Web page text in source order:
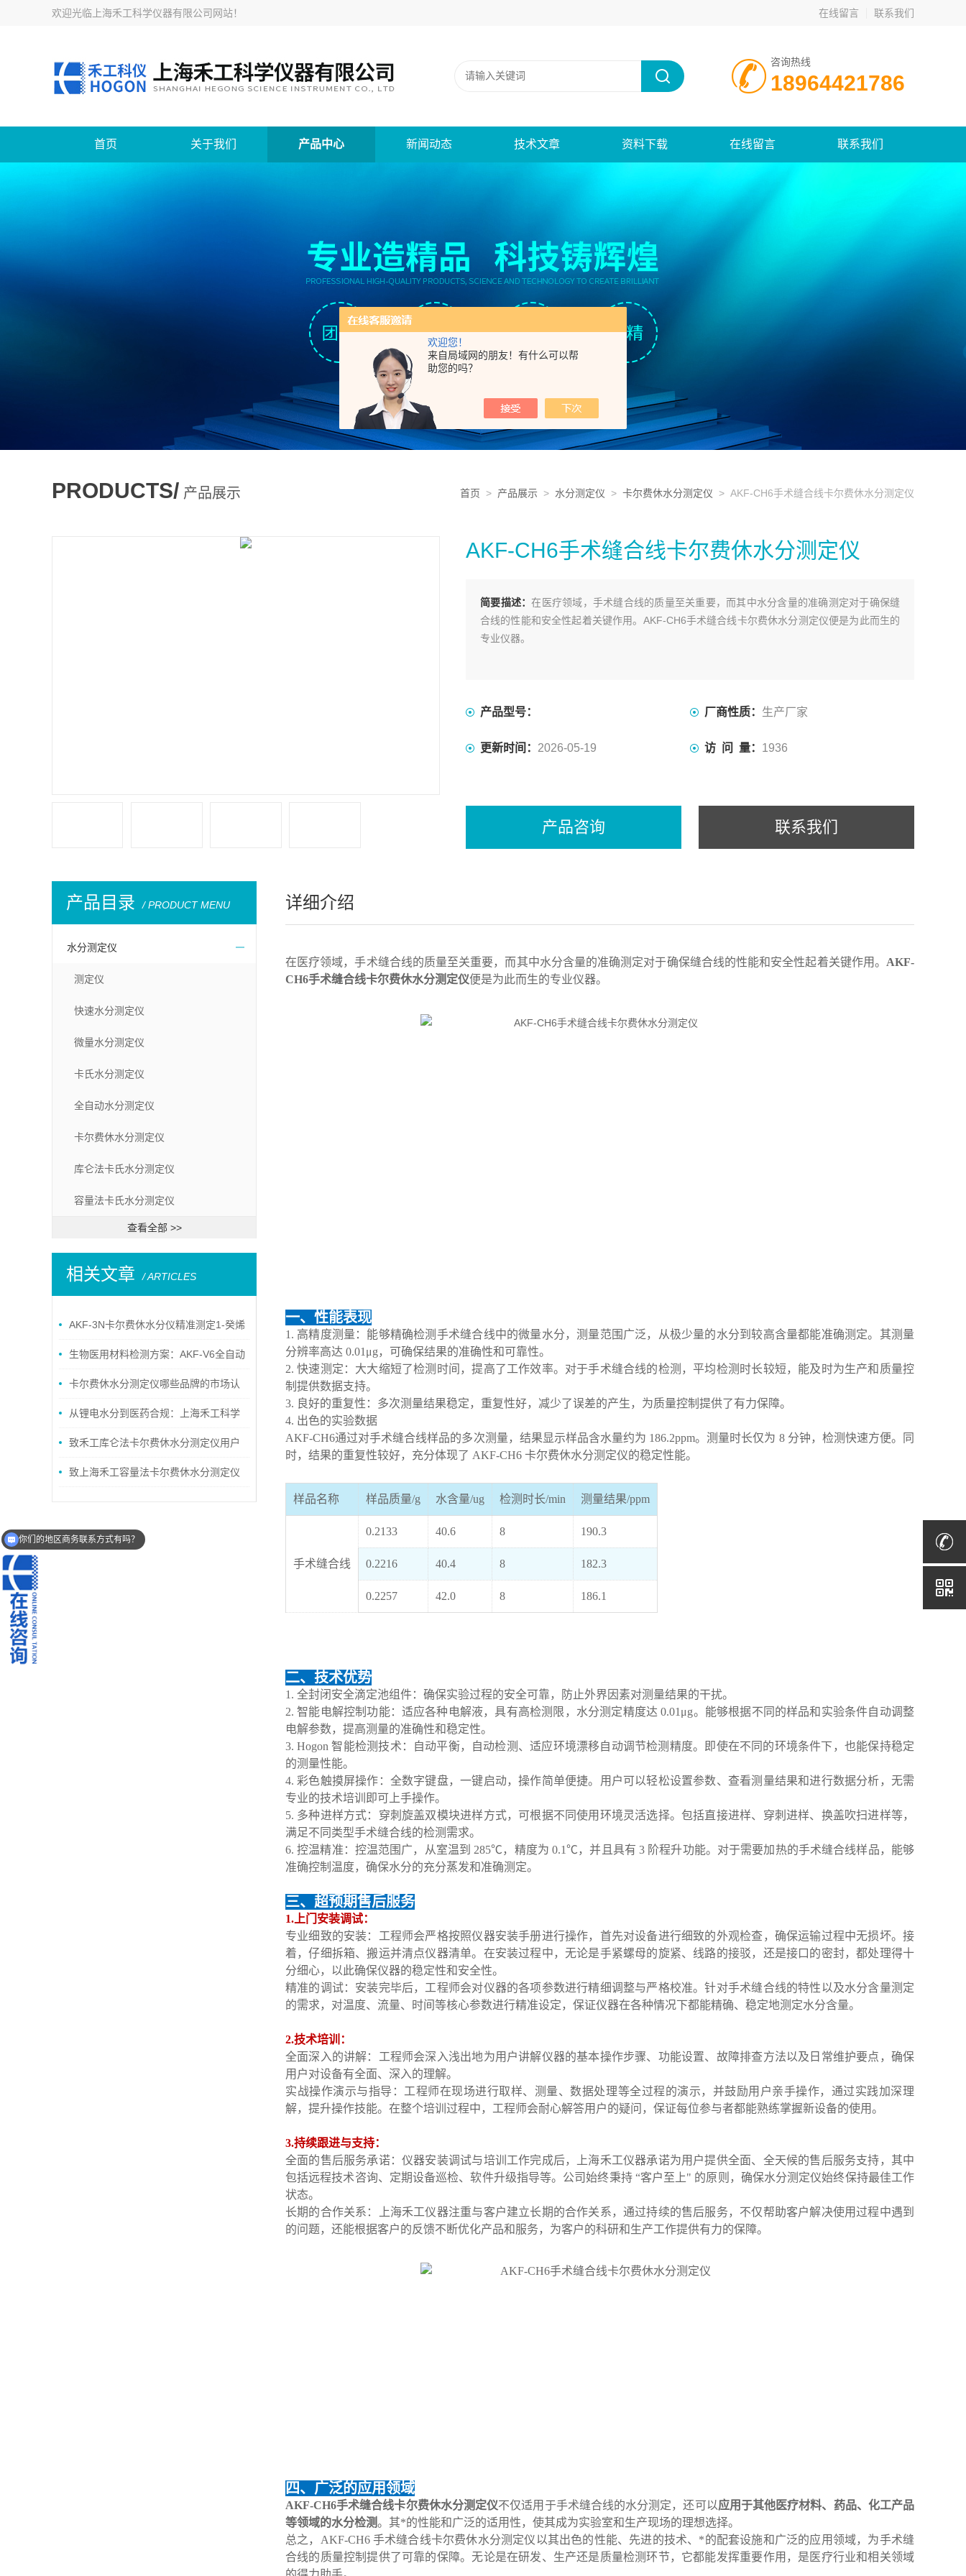
欢迎您！
来自局域网的朋友！有什么可以帮
助您的吗？
欢迎光临 上海禾工科学仪器有限公司网站！ 在线留言 联系我们
咨询热线
18964421786
首页 关于我们 产品中心 新闻动态 技术文章 资料下载 在线留言 联系我们
PRODUCTS/ 产品展示 首页 > 产品展示 > 水分测定仪 > 卡尔费休水分测定仪 > AKF-CH6手术缝合线卡尔费休水分测定仪
AKF-CH6手术缝合线卡尔费休水分测定仪
简要描述：在医疗领域，手术缝合线的质量至关重要，而其中水分含量的准确测定对于确保缝
合线的性能和安全性起着关键作用。AKF-CH6手术缝合线卡尔费休水分测定仪便是为此而生的
专业仪器。
产品型号： 厂商性质： 生产厂家
更新时间： 2026-05-19 访 问 量： 1936
产品咨询 联系我们
产品目录 / PRODUCT MENU
水分测定仪
测定仪
快速水分测定仪
微量水分测定仪
卡氏水分测定仪
全自动水分测定仪
卡尔费休水分测定仪
库仑法卡氏水分测定仪
容量法卡氏水分测定仪
查看全部 >>
相关文章 / ARTICLES
AKF-3N卡尔费休水分仪精准测定1-癸烯
水分含量（符合GB/T6283）
生物医用材料检测方案：AKF-V6全自动
水分测定仪测定L-丙交酯水分应用
卡尔费休水分测定仪哪些品牌的市场认
可度更高？用户反馈较好的厂家有哪些？
从锂电水分到医药合规：上海禾工科学
仪器五大行业精准检测方案全景解析
致禾工库仑法卡尔费休水分测定仪用户
的春节维护温馨提示
致上海禾工容量法卡尔费休水分测定仪
详细介绍
在医疗领域，手术缝合线的质量至关重要，而其中水分含量的准确测定对于确保缝合线的性能和安全性起着关键作用。 AKF-
CH6手术缝合线卡尔费休水分测定仪便是为此而生的专业仪器。
一、性能表现
1. 高精度测量：能够精确检测手术缝合线中的微量水分，测量范围广泛，从极少量的水分到较高含量都能准确测定。其测量
分辨率高达 0.01μg，可确保结果的准确性和可靠性。
2. 快速测定：大大缩短了检测时间，提高了工作效率。对于手术缝合线的检测，平均检测时长较短，能及时为生产和质量控
制提供数据支持。
3. 良好的重复性：多次测量结果稳定，重复性好，减少了误差的产生，为质量控制提供了有力保障。
4. 出色的实验数据
AKF-CH6通过对手术缝合线样品的多次测量，结果显示样品含水量约为 186.2ppm。测量时长仅为 8 分钟，检测快速方便。同
时，结果的重复性较好，充分体现了 AKF-CH6 卡尔费休水分测定仪的稳定性能。
样品名称 样品质量/g 水含量/ug 检测时长/min 测量结果/ppm
手术缝合线
0.2133 40.6 8 190.3
0.2216 40.4 8 182.3
0.2257 42.0 8 186.1
二、技术优势
1. 全封闭安全滴定池组件：确保实验过程的安全可靠，防止外界因素对测量结果的干扰。
2. 智能电解控制功能：适应各种电解液，具有高检测限，水分测定精度达 0.01μg。能够根据不同的样品和实验条件自动调整
电解参数，提高测量的准确性和稳定性。
3. Hogon 智能检测技术：自动平衡，自动检测、适应环境漂移自动调节检测精度。即使在不同的环境条件下，也能保持稳定
的测量性能。
4. 彩色触摸屏操作：全数字键盘，一键启动，操作简单便捷。用户可以轻松设置参数、查看测量结果和进行数据分析，无需
专业的技术培训即可上手操作。
5. 多种进样方式：穿刺旋盖双模块进样方式，可根据不同使用环境灵活选择。包括直接进样、穿刺进样、换盖吹扫进样等，
满足不同类型手术缝合线的检测需求。
6. 控温精准：控温范围广，从室温到 285℃，精度为 0.1℃，并且具有 3 阶程升功能。对于需要加热的手术缝合线样品，能够
准确控制温度，确保水分的充分蒸发和准确测定。
三、超预期售后服务
1.上门安装调试：
专业细致的安装：工程师会严格按照仪器安装手册进行操作，首先对设备进行细致的外观检查，确保运输过程中无损坏。接
着，仔细拆箱、搬运并清点仪器清单。在安装过程中，无论是手紧螺母的旋紧、线路的接驳，还是接口的密封，都处理得十
分细心，以此确保仪器的稳定性和安全性。
精准的调试：安装完毕后，工程师会对仪器的各项参数进行精细调整与严格校准。针对手术缝合线的特性以及水分含量测定
的需求，对温度、流量、时间等核心参数进行精准设定，保证仪器在各种情况下都能精确、稳定地测定水分含量。
2.技术培训：
全面深入的讲解：工程师会深入浅出地为用户讲解仪器的基本操作步骤、功能设置、故障排查方法以及日常维护要点，确保
用户对设备有全面、深入的理解。
实战操作演示与指导：工程师在现场进行取样、测量、数据处理等全过程的演示，并鼓励用户亲手操作，通过实践加深理
解，提升操作技能。在整个培训过程中，工程师会耐心解答用户的疑问，保证每位参与者都能熟练掌握新设备的使用。
3.持续跟进与支持：
全面的售后服务承诺：仪器安装调试与培训工作完成后，上海禾工仪器承诺为用户提供全面、全天候的售后服务支持，其中
包括远程技术咨询、定期设备巡检、软件升级指导等。公司始终秉持 “客户至上" 的原则，确保水分测定仪始终保持最佳工作
状态。
长期的合作关系：上海禾工仪器注重与客户建立长期的合作关系，通过持续的售后服务，不仅帮助客户解决使用过程中遇到
的问题，还能根据客户的反馈不断优化产品和服务，为客户的科研和生产工作提供有力的保障。
四、广泛的应用领域
AKF-CH6手术缝合线卡尔费休水分测定仪不仅适用于手术缝合线的水分测定，还可以应用于其他医疗材料、药品、化工产品
等领域的水分检测。其*的性能和广泛的适用性，使其成为实验室和生产现场的理想选择。
总之，AKF-CH6 手术缝合线卡尔费休水分测定仪以其出色的性能、先进的技术、*的配套设施和广泛的应用领域，为手术缝
合线的质量控制提供了可靠的保障。无论是在研发、生产还是质量检测环节，它都能发挥重要作用，是医疗行业和相关领域
你们的地区商务联系方式有吗？